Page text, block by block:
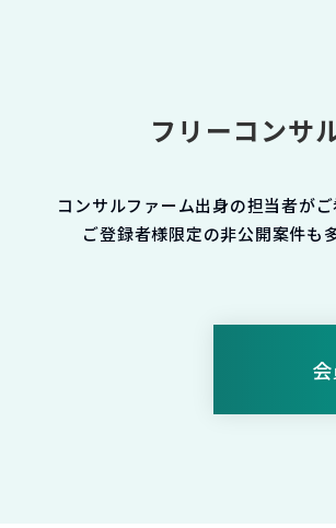
フリーコンサ
コンサルファーム出身の担当者が
ご登録者様限定の非公開案件も